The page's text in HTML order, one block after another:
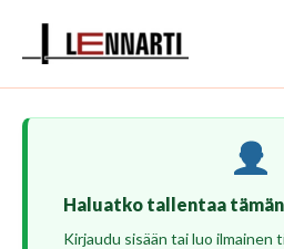
Haluatko tallentaa
Kirjaudu sisään tai luo ilmainen